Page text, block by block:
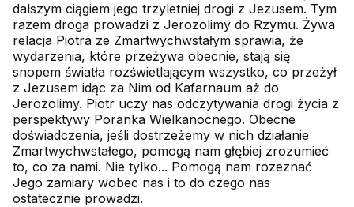
dalszym ciągiem jego trzyletniej drogi z Jezusem. Tym
razem droga prowadzi z Jerozolimy do Rzymu. Żywa
relacja Piotra ze Zmartwychwstałym sprawia, że
wydarzenia, które przeżywa obecnie, stają się
snopem światła rozświetlającym wszystko, co przeżył
z Jezusem idąc za Nim od Kafarnaum aż do
Jerozolimy. Piotr uczy nas odczytywania drogi życia z
perspektywy Poranka Wielkanocnego. Obecne
doświadczenia, jeśli dostrzeżemy w nich działanie
Zmartwychwstałego, pomogą nam głębiej zrozumieć
to, co za nami. Nie tylko... Pomogą nam rozeznać
Jego zamiary wobec nas i to do czego nas
ostatecznie prowadzi.